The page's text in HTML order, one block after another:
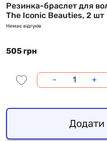
Резинка-браслет для
The Iconic Beauties, 2 шт
Немає відгуків
505 грн
- +